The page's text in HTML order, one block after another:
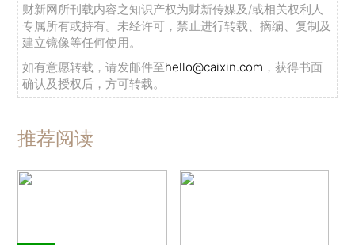
财新网所刊载内容之知识产权为财新传媒及/或相关权利人
专属所有或持有。未经许可，禁止进行转载、摘编、复制及
建立镜像等任何使用。
如有意愿转载，请发邮件至hello@caixin.com ，获得书面
确认及授权后，方可转载。
推荐阅读